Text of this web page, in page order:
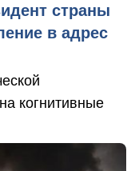
страны
в адрес
когнитивные